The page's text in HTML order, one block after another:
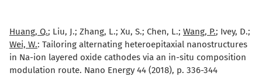
Huang, Q.; Liu, J.; Zhang, L.; Xu, S.; Chen, L.; Wang, P.; Ivey, D.;
Wei, W.: Tailoring alternating heteroepitaxial nanostructures
in Na-ion layered oxide cathodes via an in-situ composition
modulation route. Nano Energy 44 (2018), p. 336-344